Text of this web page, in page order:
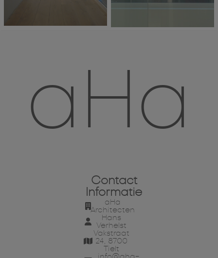
aHa
Contact
Informatie
aHa
Architecten
Hans
Verhelst
Vakstraat
24, 8700
Tielt